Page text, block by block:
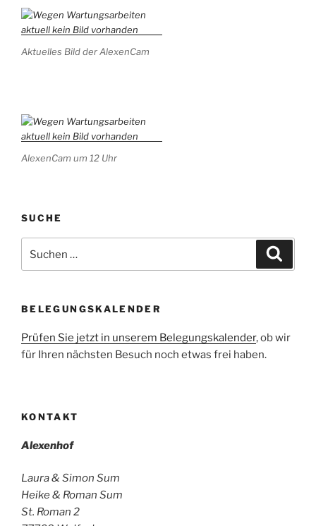
Aktuelles Bild der AlexenCam
AlexenCam um 12 Uhr
SUCHE
nach:
BELEGUNGSKALENDER
Prüfen Sie jetzt in unserem Belegungskalender, ob wir
für Ihren nächsten Besuch noch etwas frei haben.
KONTAKT
Alexenhof
Laura & Simon Sum
Heike & Roman Sum
St. Roman 2